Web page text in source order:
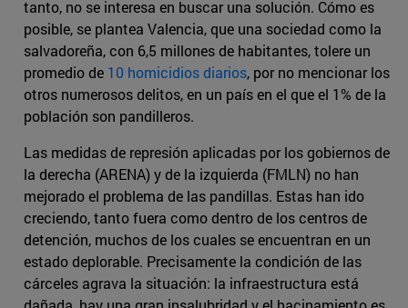
tanto, no se interesa en buscar una solución. Cómo es
posible, se plantea Valencia, que una sociedad como la
salvadoreña, con 6,5 millones de habitantes, tolere un
promedio de 10 homicidios diarios, por no mencionar los
otros numerosos delitos, en un país en el que el 1% de la
población son pandilleros.
Las medidas de represión aplicadas por los gobiernos de
la derecha (ARENA) y de la izquierda (FMLN) no han
mejorado el problema de las pandillas. Estas han ido
creciendo, tanto fuera como dentro de los centros de
detención, muchos de los cuales se encuentran en un
estado deplorable. Precisamente la condición de las
cárceles agrava la situación: la infraestructura está